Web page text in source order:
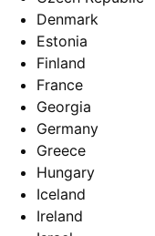
Denmark
Estonia
Finland
France
Georgia
Germany
Greece
Hungary
Iceland
Ireland